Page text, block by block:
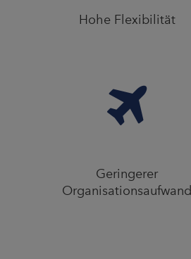
Hohe Flexibilität
Geringerer
Organisationsaufwand